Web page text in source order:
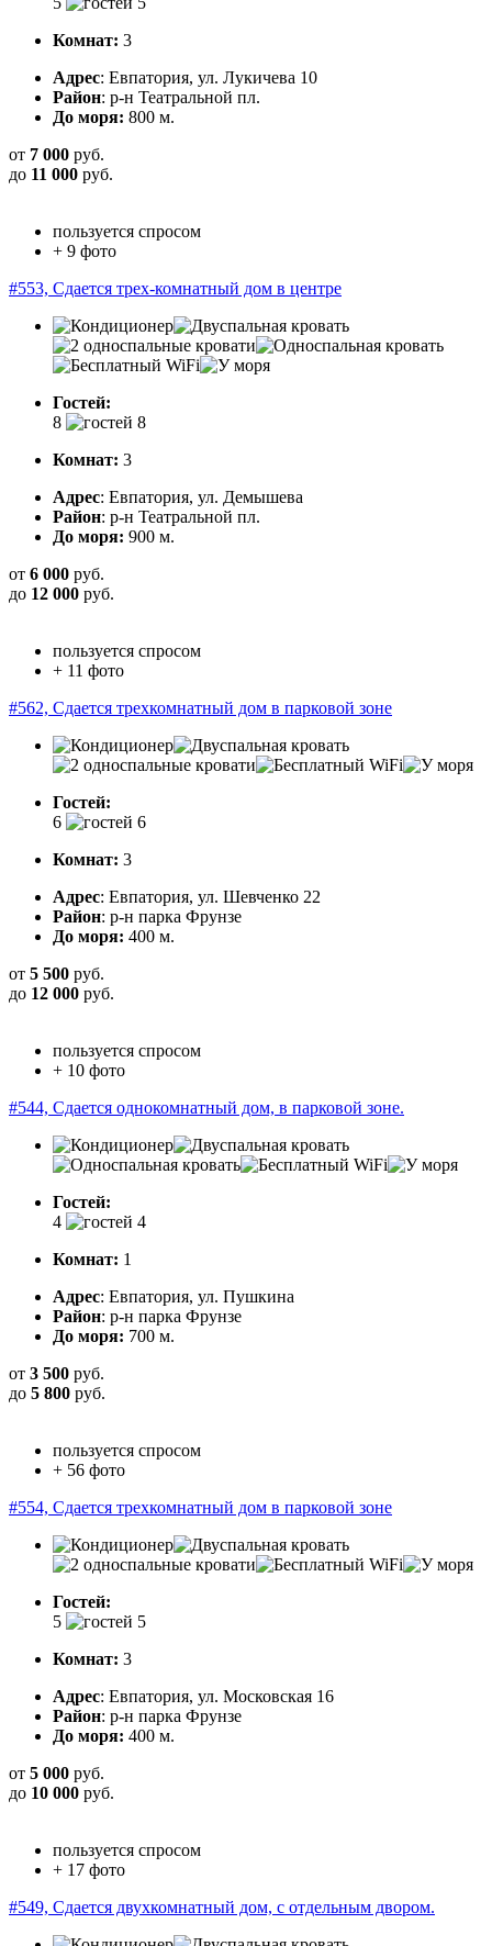
Комнат: 3
Адрес: Евпатория, ул. Лукичева 10
Район: р-н Театральной пл.
До моря: 800 м.
от 7 000 руб.
до 11 000 руб.
пользуется спросом
+ 9 фото
#553, Сдается трех-комнатный дом в центре
Гостей:
8
Комнат: 3
Адрес: Евпатория, ул. Демышева
Район: р-н Театральной пл.
До моря: 900 м.
от 6 000 руб.
до 12 000 руб.
пользуется спросом
+ 11 фото
#562, Сдается трехкомнатный дом в парковой зоне
Гостей:
6
Комнат: 3
Адрес: Евпатория, ул. Шевченко 22
Район: р-н парка Фрунзе
До моря: 400 м.
от 5 500 руб.
до 12 000 руб.
пользуется спросом
+ 10 фото
#544, Сдается однокомнатный дом, в парковой зоне.
Гостей:
4
Комнат: 1
Адрес: Евпатория, ул. Пушкина
Район: р-н парка Фрунзе
До моря: 700 м.
от 3 500 руб.
до 5 800 руб.
пользуется спросом
+ 56 фото
#554, Сдается трехкомнатный дом в парковой зоне
Гостей:
5
Комнат: 3
Адрес: Евпатория, ул. Московская 16
Район: р-н парка Фрунзе
До моря: 400 м.
от 5 000 руб.
до 10 000 руб.
пользуется спросом
+ 17 фото
#549, Сдается двухкомнатный дом, с отдельным двором.